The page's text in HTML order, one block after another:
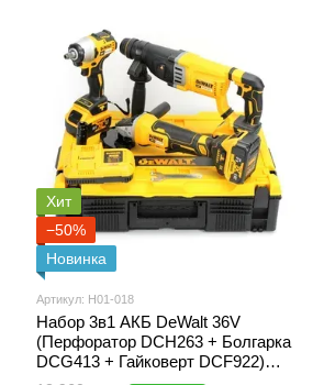
Хит
−50%
Новинка
Артикул: Н01-018
Набор 3в1 АКБ DeWalt 36V
(Перфоратор DCH263 + Болгарка
DCG413 + Гайковерт DCF922)
Набор 3в1 Деволт